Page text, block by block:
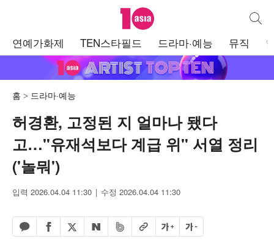
텐아시아 통합
연예가화제 TEN스타필드 드라마·예능 뮤직
홈 드라마·예능
허경환, 고정된 지 얼마나 됐다
고…"유재석보다 계급 위" 서열 정리
('놀뭐')
입력 2026.04.04 11:30 수정 2026.04.04 11:30
카카오톡 공유하기
페이스북 공유하기
엑스 공유하기
네이버 공유하기
밴드 공유하기
URL복사글자 크게글자 작게